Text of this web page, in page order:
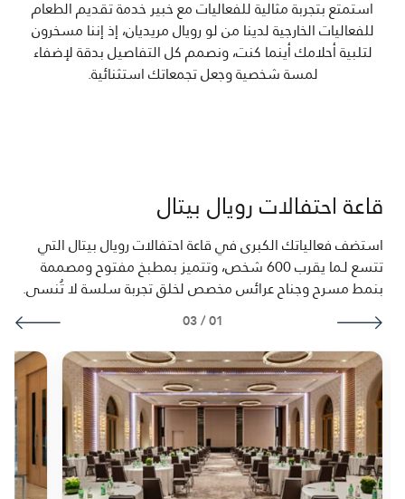
استمتع بتجربة مثالية للفعاليات مع خبير خدمة تقديم الطعام
للفعاليات الخارجية لدينا من لو رويال مريديان، إذ إننا مسخرون
لتلبية أحلامك أينما كنت، ونصمم كل التفاصيل بدقة لإضفاء
لمسة شخصية وجعل تجمعاتك استثنائية.
قاعة احتفالات رويال بيتال
استضف فعالياتك الكبرى في قاعة احتفالات رويال بيتال التي
تتسع لـما يقرب 600 شخص، وتتميز بمطبخ مفتوح ومصممة
بنمط مسرح وجناح عرائس مخصص لخلق تجربة سلسة لا تُنسى.
01
/
03